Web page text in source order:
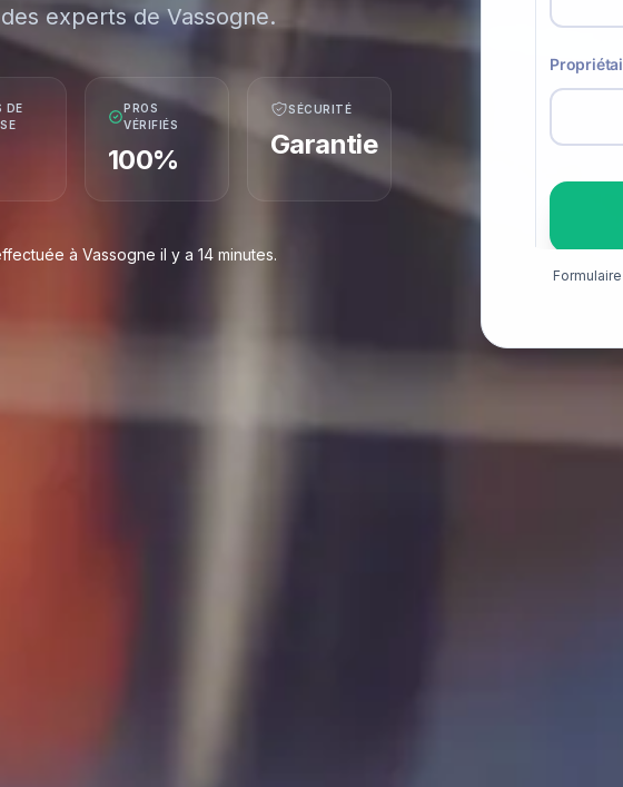
experts de Vassogne.
DE
PROS
VÉRIFIÉS
100%
SÉCURITÉ
Garantie
à Vassogne il y a 14 minutes.